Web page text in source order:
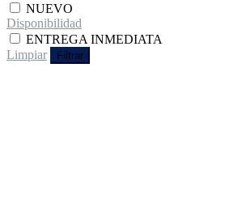
NUEVO
Disponibilidad
ENTREGA INMEDIATA
Limpiar
Filtrar